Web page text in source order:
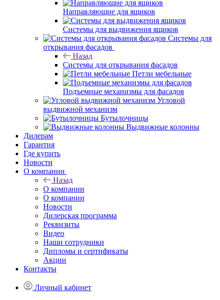
Направляющие для ящиков
Системы для выдвижения ящиков
Системы для
открывания фасадов
Назад
Системы для открывания фасадов
Петли мебельные
Подъемные механизмы для фасадов
Угловой
выдвижной механизм
Бутылочницы
Выдвижные колонны
Дилерам
Гарантия
Где купить
Новости
О компании
Назад
О компании
О компании
Новости
Дилерская программа
Реквизиты
Видео
Наши сотрудники
Дипломы и сертификаты
Акции
Контакты
Личный кабинет